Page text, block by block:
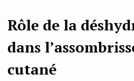
Rôle de la
dans
cutané